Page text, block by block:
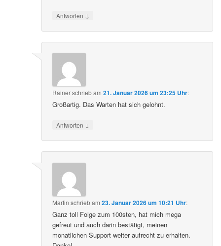
Antworten ↓
Rainerschriebam21. Januar 2026 um 23:25 Uhr:
Großartig. Das Warten hat sich gelohnt.
Antworten ↓
Martin schriebam23. Januar 2026 um 10:21 Uhr:
Ganz toll Folge zum 100sten, hat mich mega
gefreut und auch darin bestätigt, meinen
monatlichen Support weiter aufrecht zu erhalten.